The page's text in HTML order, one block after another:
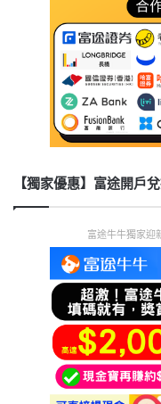
【獨家優惠】富途開戶
富途牛牛獨家迎